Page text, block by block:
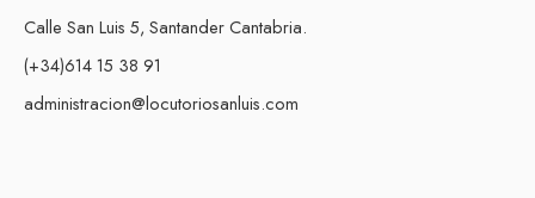
Calle San Luis 5, Santander Cantabria.
(+34)614 15 38 91
administracion@locutoriosanluis.com